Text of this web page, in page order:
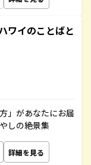
ワイのことばと
」があなたにお届
しの絶景集
詳細を見る